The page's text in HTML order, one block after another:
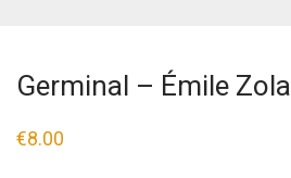
Germinal – Émile Zola
€8.00